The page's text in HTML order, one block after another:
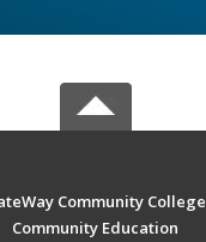
Community College
Community Education